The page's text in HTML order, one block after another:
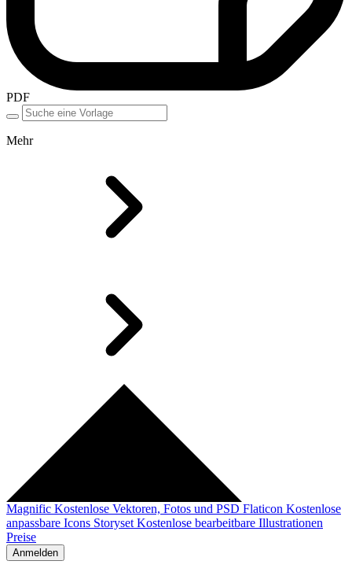
PDF
Mehr
Magnific Kostenlose Vektoren, Fotos und PSD Flaticon Kostenlose
anpassbare Icons Storyset Kostenlose bearbeitbare Illustrationen
Preise
Anmelden